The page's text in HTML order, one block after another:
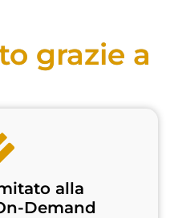
grazie a
alla
Demand